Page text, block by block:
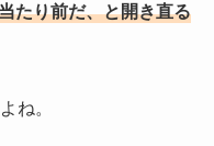
たり前だ、と開き直る
ね。